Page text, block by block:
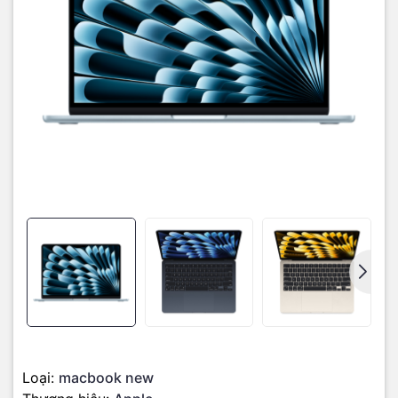
Loại: macbook new
Đặc biệt, "vũ khí bí mật" năm nay chính làNeural Accelerator
tăng tốc thần kinh) được tích hợp thẳng vào từng lõi GPU. Băng
thông bộ nhớ thống nhất được nâng lên 153GB/s - cải thiện 28%
so với M4, giúp đa nhiệm mượt mà và khởi chạy ứng dụng nhanh
hơn. Nâng cấp này giúp máy xử lý mượt mà các tính năng của
Apple Intelligence, đồng thời đẩy hiệu suất dò tia (Ray-tracing) lên
một tầm cao mới khi chơi game đồ họa nặng.